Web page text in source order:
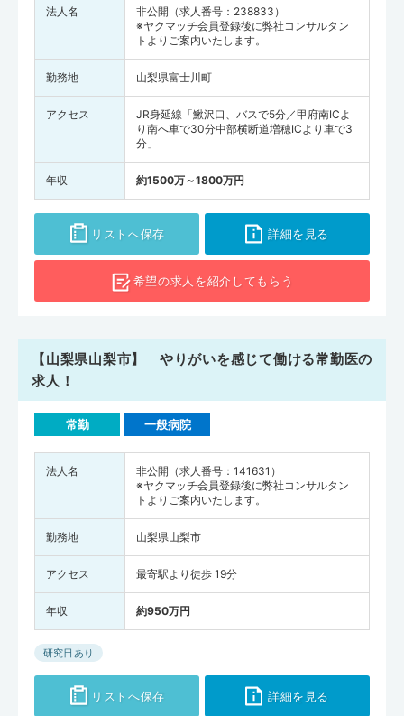
法人名
非公開（求人番号：238833）
※ヤクマッチ会員登録後に弊社コンサルタン
トよりご案内いたします。
勤務地 山梨県富士川町
アクセス
JR身延線「鰍沢口、バスで5分／甲府南ICよ
り南へ車で30分中部横断道増穂ICより車で3
分」
年収 約1500万～1800万円
リストへ保存 詳細を見る
希望の求人を紹介してもらう
【山梨県山梨市】 やりがいを感じて働ける常勤医の
求人！
常勤 一般病院
法人名
非公開（求人番号：141631）
※ヤクマッチ会員登録後に弊社コンサルタン
トよりご案内いたします。
勤務地 山梨県山梨市
アクセス 最寄駅より徒歩 19分
年収 約950万円
研究日あり
リストへ保存 詳細を見る